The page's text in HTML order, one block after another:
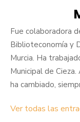
Fue colaboradora
Biblioteconomía y
Murcia. Ha
Municipal de
ha cambiado,
Ver todas las